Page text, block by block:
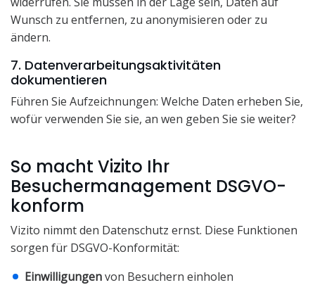
Wunsch zu entfernen, zu anonymisieren oder zu
ändern.
7. Datenverarbeitungsaktivitäten
dokumentieren
Führen Sie Aufzeichnungen: Welche Daten erheben Sie,
wofür verwenden Sie sie, an wen geben Sie sie weiter?
So macht Vizito Ihr
Besuchermanagement DSGVO-
konform
Vizito nimmt den Datenschutz ernst. Diese Funktionen
sorgen für DSGVO-Konformität:
Einwilligungenvon Besuchern einholen